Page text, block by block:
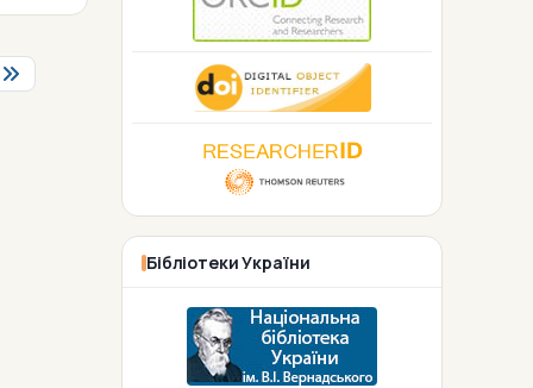
Бібліотеки України